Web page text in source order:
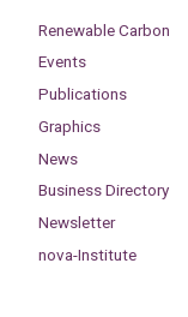
Renewable Carbon
Events
Publications
Graphics
News
Business Directory
Newsletter
nova-Institute